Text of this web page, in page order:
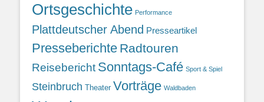
Ortsgeschichte Performance
Plattdeutscher Abend Presseartikel
Presseberichte Radtouren
Reisebericht Sonntags-Café Sport & Spiel
Steinbruch Theater Vorträge Waldbaden